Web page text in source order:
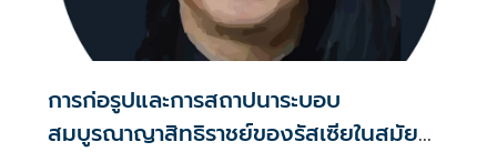
การก่อรูปและการสถาปนาระบอบ
สมบูรณาญาสิทธิราชย์ของรัสเซียในสมัย